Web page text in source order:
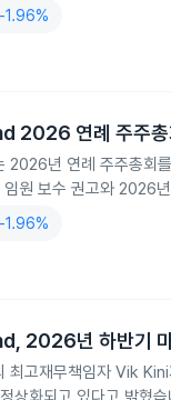
-1.96%
2026 연례 주주총
년 연례 주주총회
임원 보수 권고와
-1.96%
2026년 하반기 마
고재무책임자 Vik